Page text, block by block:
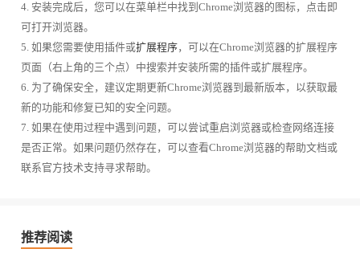
4. 安装完成后，您可以在菜单栏中找到Chrome浏览器的图标，点击即
可打开浏览器。
5. 如果您需要使用插件或扩展程序，可以在Chrome浏览器的扩展程序
页面（右上角的三个点）中搜索并安装所需的插件或扩展程序。
6. 为了确保安全，建议定期更新Chrome浏览器到最新版本，以获取最
新的功能和修复已知的安全问题。
7. 如果在使用过程中遇到问题，可以尝试重启浏览器或检查网络连接
是否正常。如果问题仍然存在，可以查看Chrome浏览器的帮助文档或
联系官方技术支持寻求帮助。
推荐阅读